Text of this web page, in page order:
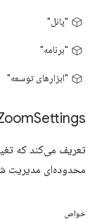
"پانل"
"برنامه"
"ابزارهای توسعه"
Settings
تعریف می‌کند که
محدوده‌ای مدیریت
خواص